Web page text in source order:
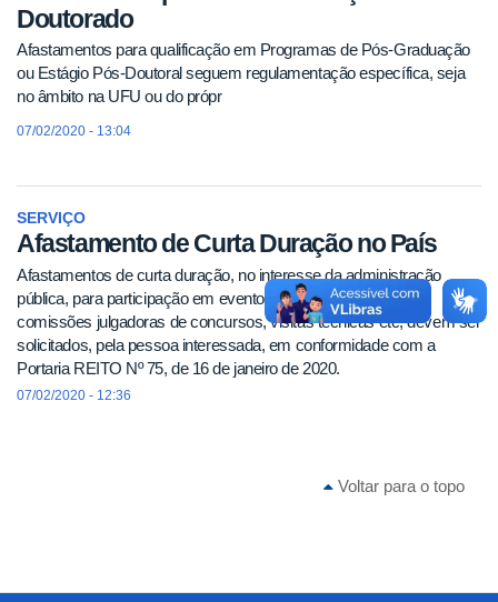
Doutorado
Afastamentos para qualificação em Programas de Pós-Graduação
ou Estágio Pós-Doutoral seguem regulamentação específica, seja
no âmbito na UFU ou do própr
07/02/2020 - 13:04
SERVIÇO
Afastamento de Curta Duração no País
Afastamentos de curta duração, no interesse da administração
pública, para participação em eventos, bancas de defesas,
comissões julgadoras de concursos, visitas técnicas etc, devem ser
solicitados, pela pessoa interessada, em conformidade com a
Portaria REITO Nº 75, de 16 de janeiro de 2020.
07/02/2020 - 12:36
Voltar para o topo